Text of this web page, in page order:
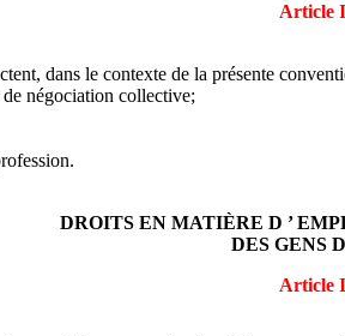
Article
dans le contexte de la présente
négociation collective;
DROITS EN MATIÈRE D ’
DES GENS
Article